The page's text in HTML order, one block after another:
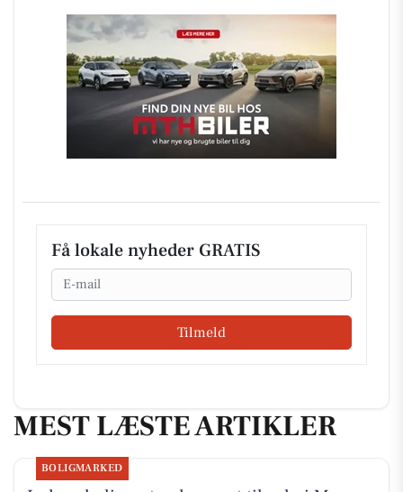
Få lokale nyheder GRATIS
Email
Tilmeld
MEST LÆSTE ARTIKLER
BOLIGMARKED